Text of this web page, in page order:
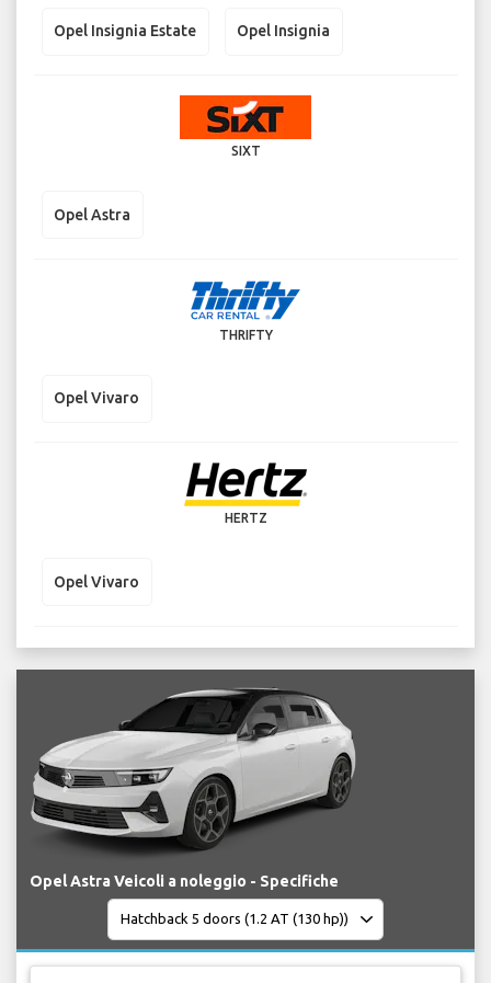
Opel Insignia Estate Opel Insignia
SIXT
Opel Astra
THRIFTY
Opel Vivaro
HERTZ
Opel Vivaro
Opel Astra Veicoli a noleggio - Specifiche